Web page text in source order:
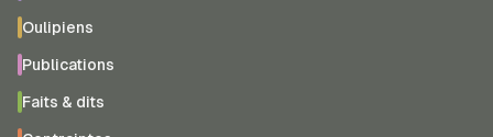
Oulipiens
Publications
Faits & dits